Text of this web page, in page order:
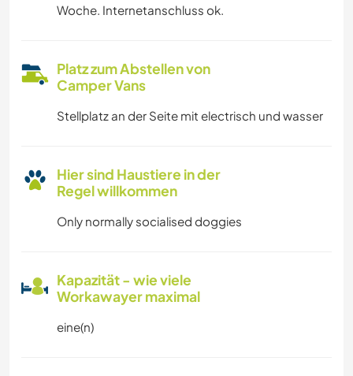
Woche. Internetanschluss ok.
Platz zum Abstellen von
Camper Vans
Stellplatz an der Seite mit electrisch und wasser
Hier sind Haustiere in der
Regel willkommen
Only normally socialised doggies
Kapazität - wie viele
Workawayer maximal
eine(n)